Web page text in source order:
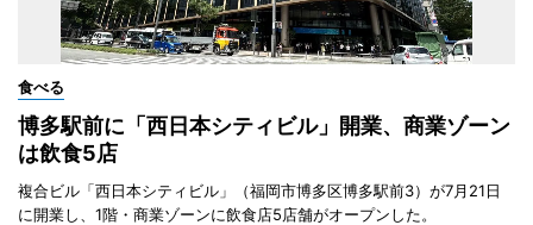
食べる
博多駅前に「西日本シティビル」開業、商業ゾーン
は飲食5店
複合ビル「西日本シティビル」（福岡市博多区博多駅前3）が7月21日
に開業し、1階・商業ゾーンに飲食店5店舗がオープンした。